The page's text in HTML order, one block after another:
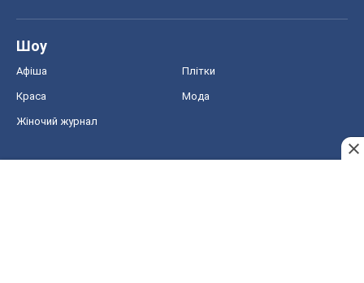
Шоу
Афіша Плітки
Краса Мода
Жіночий журнал